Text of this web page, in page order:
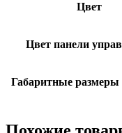
Цвет
Цвет панели
Габаритные